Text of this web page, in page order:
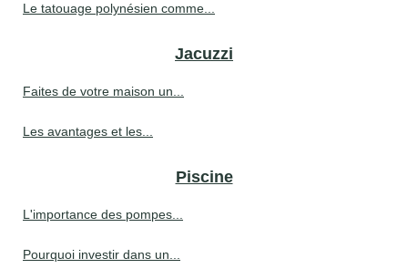
Le tatouage polynésien comme...
Jacuzzi
Faites de votre maison un...
Les avantages et les...
Piscine
L'importance des pompes...
Pourquoi investir dans un...